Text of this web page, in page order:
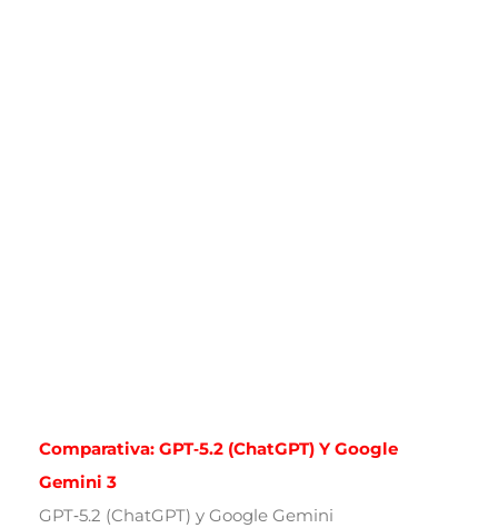
Comparativa: GPT‑5.2 (ChatGPT) Y Google
Gemini 3
GPT‑5.2 (ChatGPT) y Google Gemini